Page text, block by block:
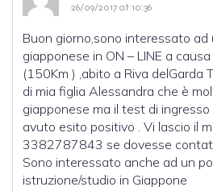
26/09/2017 at 10:36
Buon giorno,sono interessato ad
giapponese in ON – LINE a
(150Km ) ,abito a Riva delGarda
di mia figlia Alessandra che è
giapponese ma il test di
avuto esito positivo . Vi lascio il
3382787843 se dovesse
Sono interessato anche ad un
istruzione/studio in Giappone